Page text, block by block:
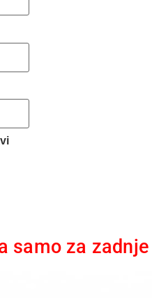
samo za